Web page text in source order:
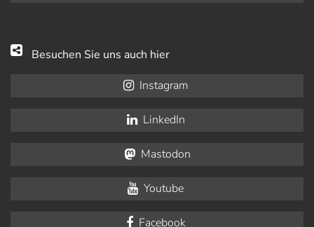
Besuchen Sie uns auch hier
Instagram
LinkedIn
Mastodon
Youtube
Facebook